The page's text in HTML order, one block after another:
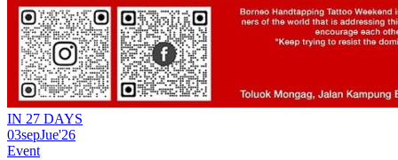
IN 27 DAYS
03sepJue'26
Event